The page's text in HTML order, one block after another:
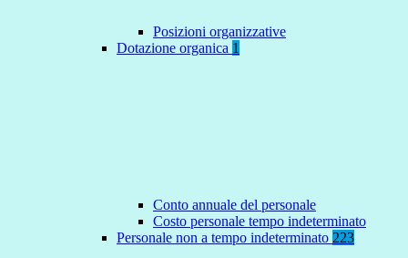
Posizioni organizzative
Dotazione organica 1
Conto annuale del personale
Costo personale tempo indeterminato
Personale non a tempo indeterminato 223